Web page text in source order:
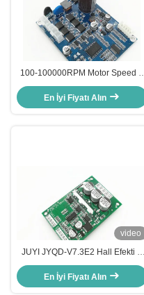
100-100000RPM Motor Speed 3
Phase BLDC Motor Driver for
Smooth and Stable Operation
En İyi Fiyatı Alın
video
JUYI JYQD-V7.3E2 Hall Efekti 3
Fazlı İndüksiyon Motor
Denetleyicisi, 15A fırçasız DC
Motor Sürücüsü
En İyi Fiyatı Alın